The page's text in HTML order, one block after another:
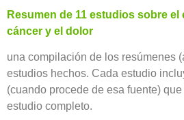
Resumen de 11 estudios sobre el
cáncer y el dolor
una compilación de los resúmenes
estudios hechos. Cada estudio
(cuando procede de esa fuente) que
estudio completo.